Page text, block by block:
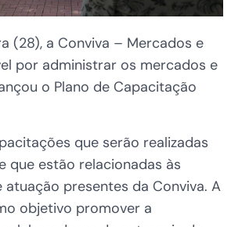
(28), a Conviva – Mercados e
por administrar os mercados e
o Plano de Capacitação
que serão realizadas
que estão relacionadas às
atuação presentes da Conviva. A
objetivo promover a